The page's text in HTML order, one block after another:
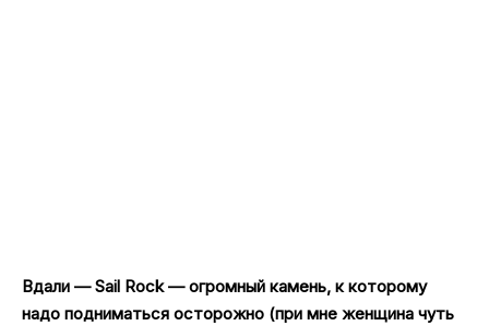
Вдали — Sail Rock — огромный камень, к которому
надо подниматься осторожно (при мне женщина чуть